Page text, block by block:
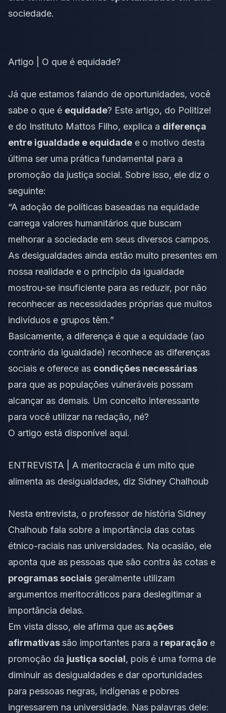
sociedade.
Artigo | O que é equidade?
Já que estamos falando de oportunidades, você
sabe o que é equidade? Este artigo, do Politize!
e do Instituto Mattos Filho, explica a diferença
entre igualdade e equidade e o motivo desta
última ser uma prática fundamental para a
promoção da justiça social. Sobre isso, ele diz o
seguinte:
“A adoção de políticas baseadas na equidade
carrega valores humanitários que buscam
melhorar a sociedade em seus diversos campos.
As desigualdades ainda estão muito presentes em
nossa realidade e o princípio da igualdade
mostrou-se insuficiente para as reduzir, por não
reconhecer as necessidades próprias que muitos
indivíduos e grupos têm.”
Basicamente, a diferença é que a equidade (ao
contrário da igualdade) reconhece as diferenças
sociais e oferece as condições necessárias
para que as populações vulneráveis possam
alcançar as demais. Um conceito interessante
para você utilizar na redação, né?
O artigo está disponível aqui.
ENTREVISTA | A meritocracia é um mito que
alimenta as desigualdades, diz Sidney Chalhoub
Nesta entrevista, o professor de história Sidney
Chalhoub fala sobre a importância das cotas
étnico-raciais nas universidades. Na ocasião, ele
aponta que as pessoas que são contra às cotas e
programas sociais geralmente utilizam
argumentos meritocráticos para deslegitimar a
importância delas.
Em vista disso, ele afirma que as ações
afirmativas são importantes para a reparação e
promoção da justiça social, pois é uma forma de
diminuir as desigualdades e dar oportunidades
para pessoas negras, indígenas e pobres
ingressarem na universidade. Nas palavras dele: